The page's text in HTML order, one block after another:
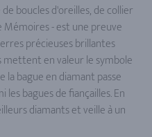
boucles d'oreilles, de collier
- est une preuve
précieuses brillantes
mettent en valeur le symbole
bague en diamant passe
bagues de fiançailles. En
diamants et veille à un